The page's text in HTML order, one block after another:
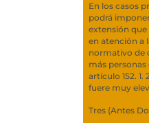
En los casos
podrá
extensión
en atención a
normativo de
más
artículo 152.
fuere muy
Tres (Antes